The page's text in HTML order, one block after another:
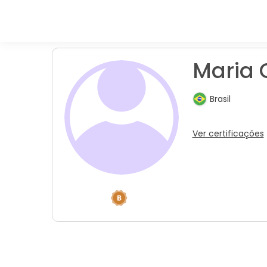
Maria
Brasil
Ver certificações